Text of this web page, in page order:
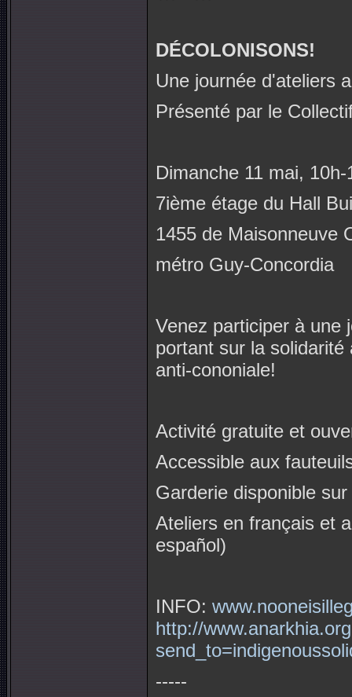
DÉCOLONISONS!
Une journée d'ateliers
Présenté par le
Dimanche 11 mai, 10h-
7ième étage du Hall
1455 de Maisonneuve
métro Guy-Concordia
Venez participer à une
portant sur la
anti-cononiale!
Activité gratuite et
Accessible aux
Garderie disponible
Ateliers en français et
español)
INFO:
http://
-----